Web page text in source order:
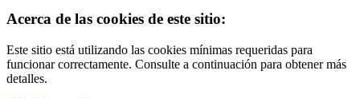
Acerca de las cookies de este sitio:
Este sitio está utilizando las cookies mínimas requeridas para
funcionar correctamente. Consulte a continuación para obtener más
detalles.